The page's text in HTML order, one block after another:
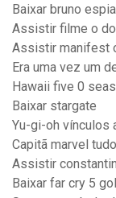
Baixar bruno
Assistir filme o
Assistir manifest
Era uma vez um
Hawaii five 0
Baixar stargate
Yu-gi-oh vínculos
Capitã marvel
Assistir
Baixar far cry 5